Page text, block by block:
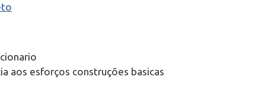
aos esforços construções basicas